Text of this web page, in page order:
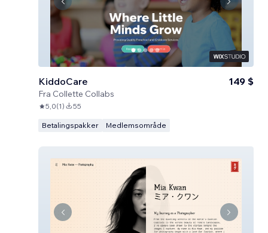
KiddoCare
Fra Collette Collabs
149 $
5,0(1) 55
Betalingspakker Medlemsområde